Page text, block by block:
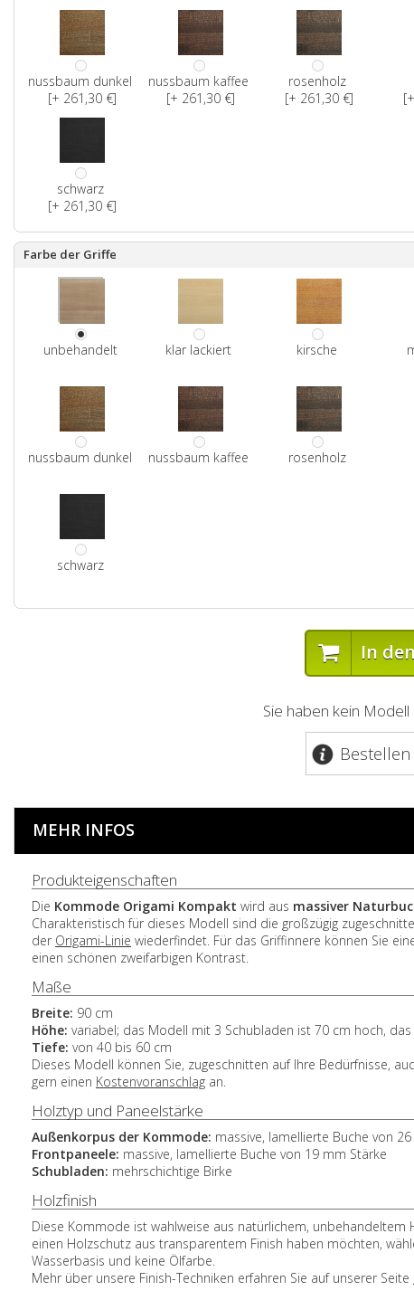
nussbaum dunkel
[+ 261,30 €]
nussbaum kaffee
[+ 261,30 €]
rosenholz
[+ 261,30 €]
schwarz
[+ 261,30 €]
Farbe der Griffe
unbehandelt klar lackiert kirsche
nussbaum dunkel nussbaum kaffee rosenholz
schwarz
In
Sie haben kein
MEHR INFOS
Produkteigenschaften
Die Kommode Origami Kompakt wird aus massiver
Charakteristisch für dieses Modell sind die großzügig
der Origami-Linie wiederfindet. Für das Griffinnere können Sie
einen schönen zweifarbigen Kontrast.
Maße
Breite: 90 cm
Höhe: variabel; das Modell mit 3 Schubladen ist 70 cm hoch,
Tiefe: von 40 bis 60 cm
Dieses Modell können Sie, zugeschnitten auf Ihre Bedürfnisse,
gern einen Kostenvoranschlag an.
Holztyp und Paneelstärke
Außenkorpus der Kommode: massive, lamellierte Buche von
Frontpaneele: massive, lamellierte Buche von 19 mm Stärke
Schubladen: mehrschichtige Birke
Holzfinish
Diese Kommode ist wahlweise aus natürlichem,
einen Holzschutz aus transparentem Finish haben möchten,
Wasserbasis und keine Ölfarbe.
Mehr über unsere Finish-Techniken erfahren Sie auf unserer Seite